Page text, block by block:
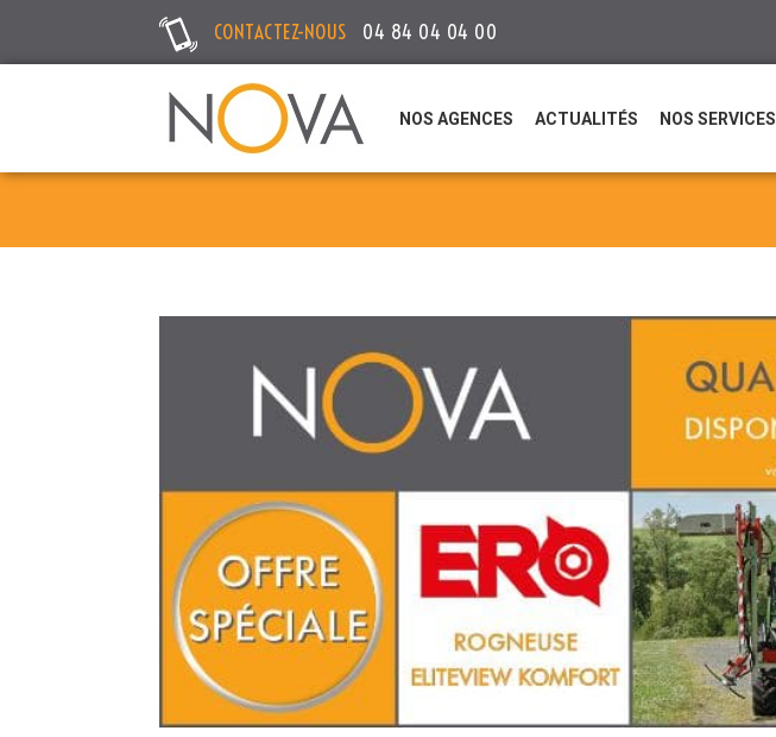
CONTACTEZ-NOUS 04 84 04 04 00
NOS AGENCES ACTUALITÉS NOS SERVICES